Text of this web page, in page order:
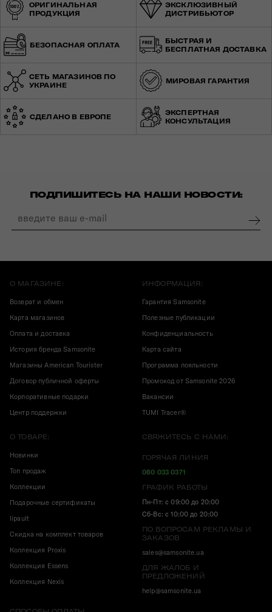
ОРИГИНАЛЬНАЯ
ПРОДУКЦИЯ
ЭКСКЛЮЗИВНЫЙ
ДИСТРИБЬЮТОР
БЕЗОПАСНАЯ ОПЛАТА
БЫСТРАЯ И
БЕСПЛАТНАЯ ДОСТАВКА
СЕТЬ МАГАЗИНОВ ПО
УКРАИНЕ
МИРОВАЯ ГАРАНТИЯ
СДЕЛАНО В ЕВРОПЕ
ЭКСПЕРТНАЯ
КОНСУЛЬТАЦИЯ
ПОДПИШИТЕСЬ НА НАШИ НОВОСТИ:
О МАГАЗИНЕ:
Возврат и обмен
Карта магазинов
Оплата и доставка
История бренда Samsonite
Магазины American Tourister
Договор публичной оферты
Корпоративные подарки
Центр поддержки
ИНФОРМАЦИЯ:
Гарантия Samsonite
Полезные публикации
Конфиденциальность
Карта сайта
Программа лояльности
Промокод от Samsonite 2026
Вакансии
TUMI Tracer®
О ТОВАРЕ:
Новинки
Топ продаж
Коллекции
Подарочные сертификаты
lipault
Скидка на комплект товаров
Коллекция Proxis
Коллекция Essens
Коллекция Nexis
СВЯЖИТЕСЬ С НАМИ:
ГОРЯЧАЯ ЛИНИЯ
080 033 0371
ГРАФИК РАБОТЫ
Пн-Пт: с 09:00 до 20:00
Сб-Вс: с 10:00 до 20:00
ПО ВОПРОСАМ РЕКЛАМЫ И
ЗАКАЗОВ
sales@samsonite.ua
ДЛЯ ЖАЛОБ И
ПРЕДЛОЖЕНИЙ
help@samsonite.ua